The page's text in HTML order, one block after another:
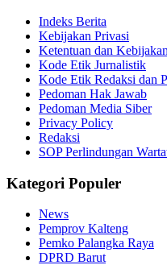
Indeks Berita
Kebijakan Privasi
Ketentuan dan
Kode Etik Jurnalistik
Kode Etik Redaksi dan
Pedoman Hak Jawab
Pedoman Media Siber
Privacy Policy
Redaksi
SOP Perlindungan
Kategori Populer
News
Pemprov Kalteng
Pemko Palangka Raya
DPRD Barut